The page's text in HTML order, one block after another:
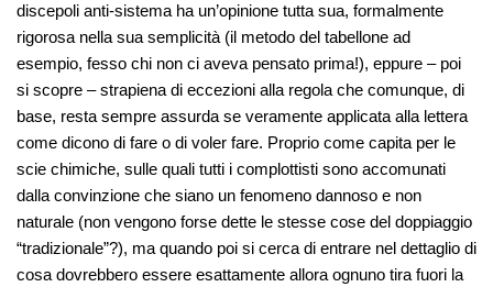
discepoli anti-sistema ha un’opinione tutta sua, formalmente
rigorosa nella sua semplicità (il metodo del tabellone ad
esempio, fesso chi non ci aveva pensato prima!), eppure – poi
si scopre – strapiena di eccezioni alla regola che comunque, di
base, resta sempre assurda se veramente applicata alla lettera
come dicono di fare o di voler fare. Proprio come capita per le
scie chimiche, sulle quali tutti i complottisti sono accomunati
dalla convinzione che siano un fenomeno dannoso e non
naturale (non vengono forse dette le stesse cose del doppiaggio
“tradizionale”?), ma quando poi si cerca di entrare nel dettaglio di
cosa dovrebbero essere esattamente allora ognuno tira fuori la